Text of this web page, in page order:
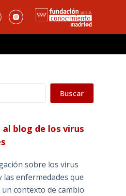
Buscar
al blog de los virus
sobre los virus
las enfermedades que
contexto de cambio